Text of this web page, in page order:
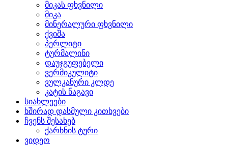
მიკას ფხვნილი
მიკა
მინერალური ფხვნილი
ქვიშა
პერლიტი
ტურმალინი
დაუჯგუფებელი
ვერმიკულიტი
ვულკანური კლდე
კატის ნაგავი
სიახლეები
ხშირად დასმული კითხვები
ჩვენს შესახებ
ქარხნის ტური
ვიდეო